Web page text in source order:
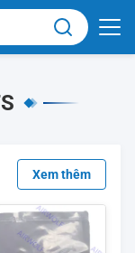
Xem thêm